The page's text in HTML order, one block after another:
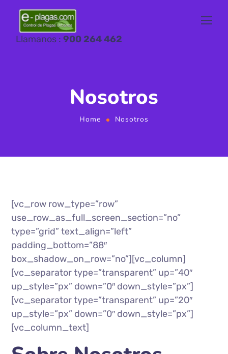
Llamanos : 900 264 462
Nosotros
Home Nosotros
[vc_row row_type=”row”
use_row_as_full_screen_section=”no”
type=”grid” text_align=”left”
padding_bottom=”88″
box_shadow_on_row=”no”][vc_column]
[vc_separator type=”transparent” up=”40″
up_style=”px” down=”0″ down_style=”px”]
[vc_separator type=”transparent” up=”20″
up_style=”px” down=”0″ down_style=”px”]
[vc_column_text]